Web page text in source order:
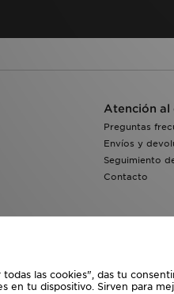
Atención al
Preguntas
Envíos y
Seguimiento
Contacto
las cookies", das tu
en tu dispositivo. Sirven para